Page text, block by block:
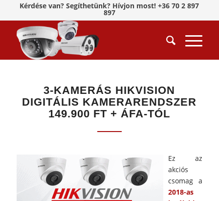
Kérdése van? Segíthetünk? Hívjon most! +36 70 2 897
897
3-KAMERÁS HIKVISION
DIGITÁLIS KAMERARENDSZER
149.900 FT + ÁFA-TÓL
Ez az
akciós
csomag a
2018-as